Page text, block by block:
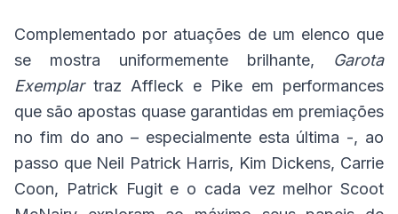
Complementado por atuações de um elenco que
se mostra uniformemente brilhante, Garota
Exemplartraz Affleck e Pike em performances
que são apostas quase garantidas em premiações
no fim do ano – especialmente esta última -, ao
passo que Neil Patrick Harris, Kim Dickens, Carrie
Coon, Patrick Fugit e o cada vez melhor Scoot